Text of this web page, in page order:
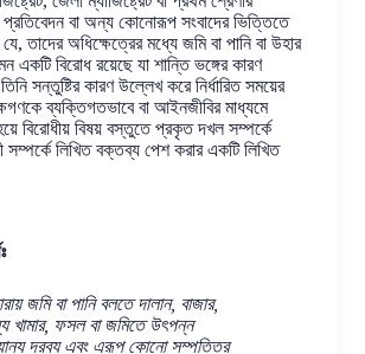
প্রতিবেদন বা অন্য কোনোরূপ সংবাদের ভিত্তিতে
তাদের অধিক্ষেত্রের মধ্যে জমি বা পানি বা উহার
একটি বিরোধ রয়েছে যা শান্তি ভঙ্গের কারণ
সন্তুষ্টির কারণ উল্লেখ করে নির্ধারিত সময়ের
ব্যক্তিগতভাবে বা আইনজীবির মাধ্যমে
বিরোধীয় বিষয় বস্তুতে প্রকৃত দখল সম্পর্কে
সম্পর্কে লিখিত বক্তব্য পেশ করার একটি লিখিত
জমি বা পানি বলতে দালান, বাজার,
খামার, ফসল বা জমিতে উৎপন্ন
দ্রব্য এবং এরূপ কোনো সম্পত্তির